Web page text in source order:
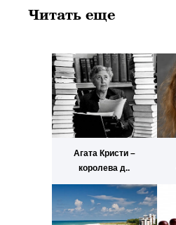
Читать еще
Агата Кристи –
королева д..